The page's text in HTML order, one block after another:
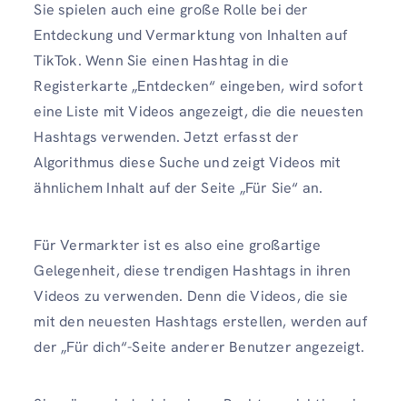
Sie spielen auch eine große Rolle bei der
Entdeckung und Vermarktung von Inhalten auf
TikTok. Wenn Sie einen Hashtag in die
Registerkarte „Entdecken“ eingeben, wird sofort
eine Liste mit Videos angezeigt, die die neuesten
Hashtags verwenden. Jetzt erfasst der
Algorithmus diese Suche und zeigt Videos mit
ähnlichem Inhalt auf der Seite „Für Sie“ an.
Für Vermarkter ist es also eine großartige
Gelegenheit, diese trendigen Hashtags in ihren
Videos zu verwenden. Denn die Videos, die sie
mit den neuesten Hashtags erstellen, werden auf
der „Für dich“-Seite anderer Benutzer angezeigt.